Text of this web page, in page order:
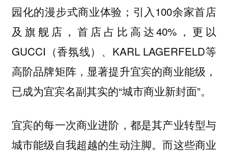
园化的漫步式商业体验；引入100余家首店
及旗舰店，首店占比高达40%，更以
GUCCI（香氛线）、KARL LAGERFELD等
高阶品牌矩阵，显著提升宜宾的商业能级，
已成为宜宾名副其实的“城市商业新封面”。
宜宾的每一次商业进阶，都是其产业转型与
城市能级自我超越的生动注脚。而这些商业